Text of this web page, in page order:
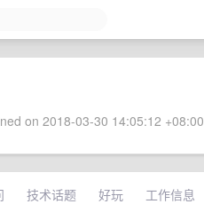
on 2018-03-30 14:05:12 +08:00
技术话题 好玩 工作信息